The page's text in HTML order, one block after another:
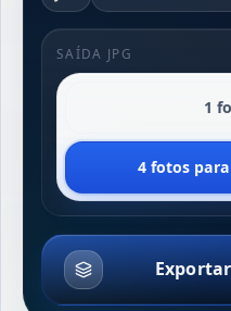
SAÍDA JPG
1
4 fotos